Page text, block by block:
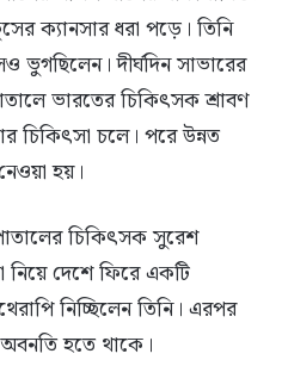
ক্যানসার ধরা পড়ে। তিনি
ভুগছিলেন। দীর্ঘদিন সাভারের
ভারতের চিকিৎসক শ্রাবণ
চিকিৎসা চলে। পরে উন্নত
হয়।
চিকিৎসক সুরেশ
দেশে ফিরে একটি
নিচ্ছিলেন তিনি। এরপর
হতে থাকে।